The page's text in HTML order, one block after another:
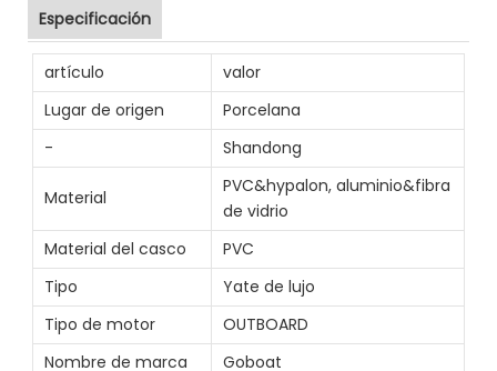
Especificación
artículo
valor
Lugar de origen
Porcelana
-
Shandong
Material
PVC&hypalon, aluminio&fibra
de vidrio
Material del casco
PVC
Tipo
Yate de lujo
Tipo de motor
OUTBOARD
Nombre de marca
Goboat